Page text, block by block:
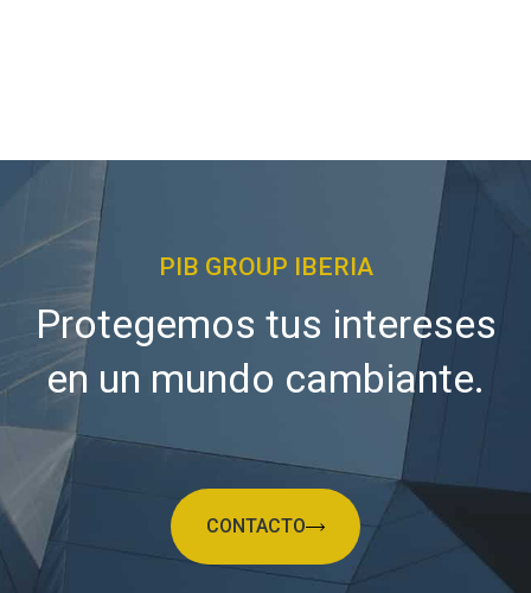
PIB GROUP IBERIA
Protegemos tus intereses
en un mundo cambiante.
CONTACTO